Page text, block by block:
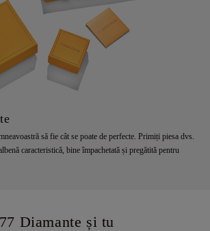
să fie cât se poate de perfecte. Primiți piesa dvs.
caracteristică, bine împachetată și pregătită pentru
77 Diamante și tu